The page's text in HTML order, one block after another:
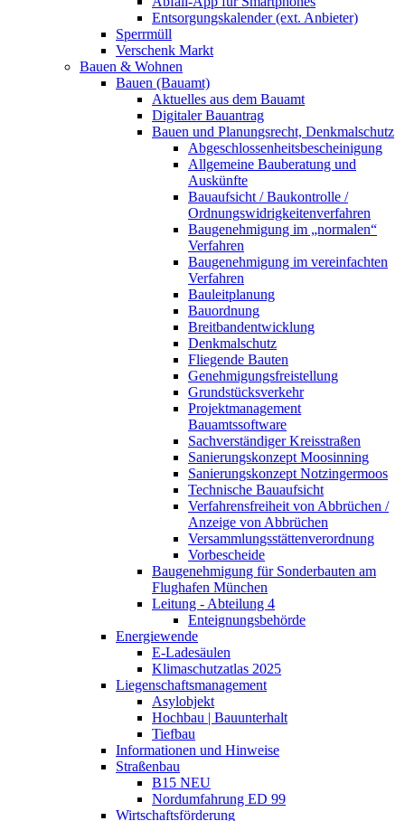
Entsorgungskalender (ext. Anbieter)
Sperrmüll
Verschenk Markt
Bauen & Wohnen
Bauen (Bauamt)
Aktuelles aus dem Bauamt
Digitaler Bauantrag
Bauen und Planungsrecht, Denkmalschutz
Abgeschlossenheitsbescheinigung
Allgemeine Bauberatung und
Auskünfte
Bauaufsicht / Baukontrolle /
Ordnungswidrigkeitenverfahren
Baugenehmigung im „normalen“
Verfahren
Baugenehmigung im vereinfachten
Verfahren
Bauleitplanung
Bauordnung
Breitbandentwicklung
Denkmalschutz
Fliegende Bauten
Genehmigungsfreistellung
Grundstücksverkehr
Projektmanagement
Bauamtssoftware
Sachverständiger Kreisstraßen
Sanierungskonzept Moosinning
Sanierungskonzept Notzingermoos
Technische Bauaufsicht
Verfahrensfreiheit von Abbrüchen /
Anzeige von Abbrüchen
Versammlungsstättenverordnung
Vorbescheide
Baugenehmigung für Sonderbauten am
Flughafen München
Leitung - Abteilung 4
Enteignungsbehörde
Energiewende
E-Ladesäulen
Klimaschutzatlas 2025
Liegenschaftsmanagement
Asylobjekt
Hochbau | Bauunterhalt
Tiefbau
Informationen und Hinweise
Straßenbau
B15 NEU
Nordumfahrung ED 99
Wirtschaftsförderung